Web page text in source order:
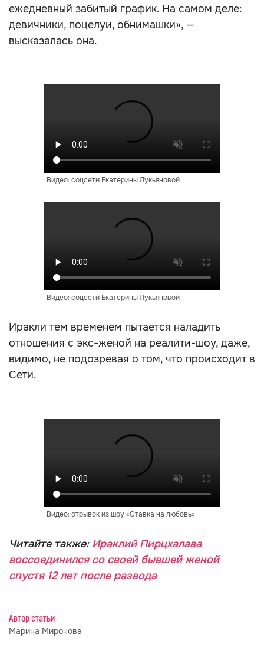
ежедневный забитый график. На самом деле:
девичники, поцелуи, обнимашки», —
высказалась она.
Видео: соцсети Екатерины Лукьяновой
Видео: соцсети Екатерины Лукьяновой
Иракли тем временем пытается наладить
отношения с экс-женой на реалити-шоу, даже,
видимо, не подозревая о том, что происходит в
Сети.
Видео: отрывок из шоу «Ставка на любовь»
Читайте также: Ираклий Пирцхалава
воссоединился со своей бывшей женой
спустя 12 лет после развода
Автор статьи
Марина Миронова